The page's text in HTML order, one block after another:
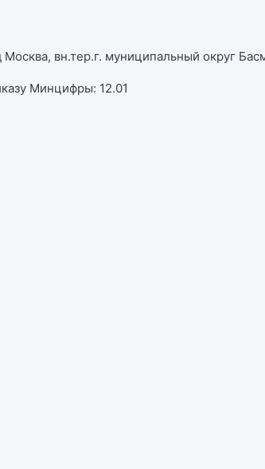
вн.тер.г. муниципальный округ
Минцифры: 12.01